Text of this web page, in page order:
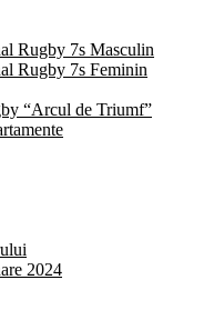
Rugby 7s Masculin
Rugby 7s Feminin
“Arcul de Triumf”
2024